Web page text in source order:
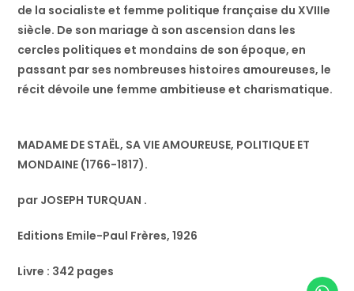
de la socialiste et femme politique française du XVIIIe
siècle. De son mariage à son ascension dans les
cercles politiques et mondains de son époque, en
passant par ses nombreuses histoires amoureuses, le
récit dévoile une femme ambitieuse et charismatique.
MADAME DE STAËL, SA VIE AMOUREUSE, POLITIQUE ET
MONDAINE (1766-1817).
par JOSEPH TURQUAN .
Editions Emile-Paul Frères, 1926
Livre : 342 pages